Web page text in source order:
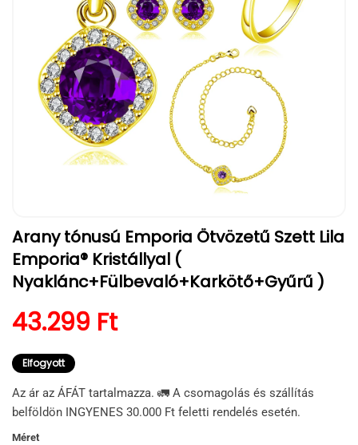
médiafájl
megnyitása
a
modális
párbeszédpanelen
Arany tónusú Emporia Ötvözetű Szett Lila
Emporia® Kristállyal (
Nyaklánc+Fülbevaló+Karkötő+Gyűrű )
Normál ár
43.299 Ft
Elfogyott
Az ár az ÁFÁT tartalmazza. 🚛 A csomagolás és szállítás
belföldön INGYENES 30.000 Ft feletti rendelés esetén.
Méret